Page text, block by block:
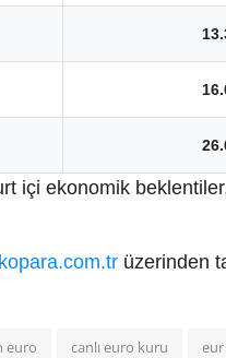
içi ekonomik
üzerinden
euro canlı euro kuru